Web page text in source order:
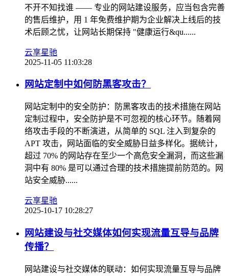
不开不知找谁 —— 专业的网站建设服务，应当包含完善
的售后维护，用 1 年免费维护期为企业解决上线后的技
术后顾之忧，让网站长期保持 "健康运行&qu......
云享星驰
2025-11-05 11:03:28
网站定制中如何防黑客攻击？
网站定制中的安全防护：防黑客攻击的技术措施在网站
定制过程中，安全防护是不可忽视的核心环节。随着网
络攻击手段的不断演进，从简单的 SQL 注入到复杂的
APT 攻击，网站面临的安全威胁日益多样化。据统计，
超过 70% 的网站存在至少一个高危安全漏洞，而这些漏
洞中有 80% 是可以通过合理的技术措施提前防范的。网
站安全威胁......
云享星驰
2025-10-17 10:28:27
网站建设与社交媒体如何实现流量互导与品牌
传播？
网站建设与社交媒体的联动：如何实现流量互导与品牌